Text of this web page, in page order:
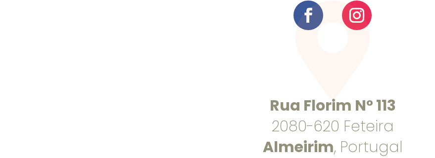
Rua Florim N° 113
2080-620 Feteira
Almeirim, Portugal
